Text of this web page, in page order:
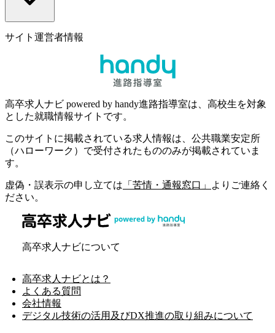
サイト運営者情報
高卒求人ナビ powered by handy進路指導室は、高校生を対象
とした就職情報サイトです。
このサイトに掲載されている求人情報は、公共職業安定所
（ハローワーク）で受付されたもののみが掲載されていま
す。
虚偽・誤表示の申し立ては 「苦情・通報窓口」
よりご連絡く
ださい。
高卒求人ナビについて
高卒求人ナビとは？
よくある質問
会社情報
デジタル技術の活用及びDX推進の取り組みについて